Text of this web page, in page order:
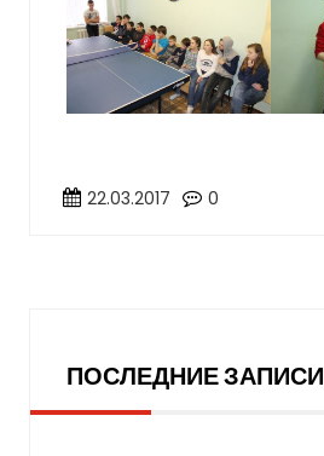
22.03.2017 0
ПОСЛЕДНИЕ ЗАПИСИ